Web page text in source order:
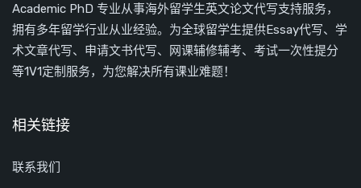
Academic PhD 专业从事海外留学生英文论文代写支持服务，
拥有多年留学行业从业经验。为全球留学生提供Essay代写、学
术文章代写、申请文书代写、网课辅修辅考、考试一次性提分
等1V1定制服务，为您解决所有课业难题！
相关链接
联系我们